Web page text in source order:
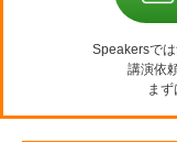
Speakersでは
講演依
ま